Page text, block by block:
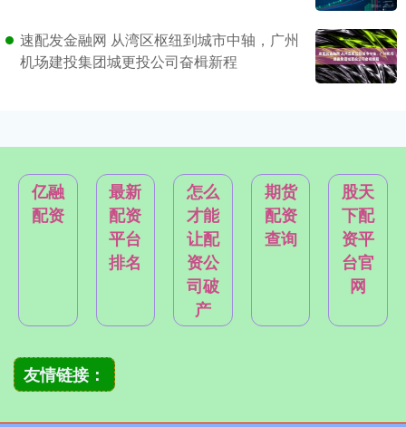
速配发金融网 从湾区枢纽到城市中轴，广州
机场建投集团城更投公司奋楫新程
亿融
配资
最新
配资
平台
排名
怎么
才能
让配
资公
司破
产
期货
配资
查询
股天
下配
资平
台官
网
友情链接：